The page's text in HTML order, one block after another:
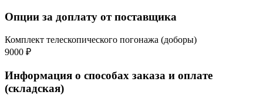
Опции за доплату от поставщика
Комплект телескопического погонажа (доборы)
9000 ₽
Информация о способах заказа и оплате
(складская)